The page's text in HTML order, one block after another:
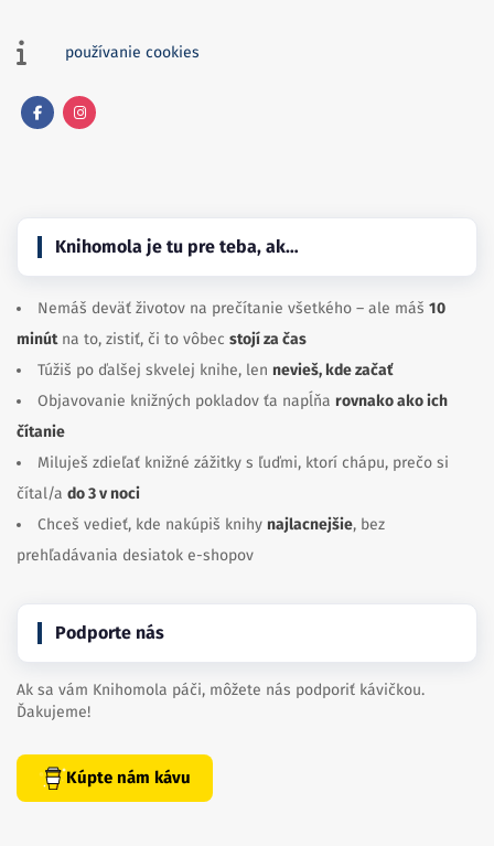
používanie cookies
Knihomola je tu pre teba, ak…
Nemáš deväť životov na prečítanie všetkého – ale máš 10
minútna to, zistiť, či to vôbec stojí za čas
Túžiš po ďalšej skvelej knihe, len nevieš, kde začať
Objavovanie knižných pokladov ťa napĺňa rovnako ako ich
čítanie
Miluješ zdieľať knižné zážitky s ľuďmi, ktorí chápu, prečo si
čítal/a do 3 v noci
Chceš vedieť, kde nakúpiš knihy najlacnejšie, bez
prehľadávania desiatok e-shopov
Podporte nás
Ak sa vám Knihomola páči, môžete nás podporiť kávičkou.
Ďakujeme!
Kúpte nám kávu